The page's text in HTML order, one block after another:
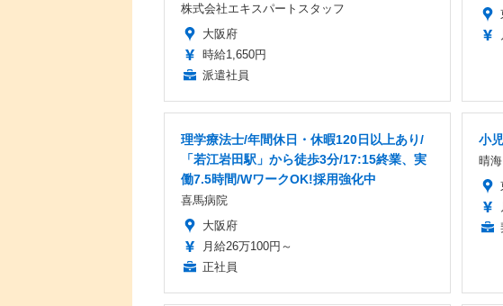
株式会社エキスパートスタッフ
大阪府
時給1,650円
派遣社員
理学療法士/年間休日・休暇120日以上あり/
「若江岩田駅」から徒歩3分/17:15終業、実
働7.5時間/WワークOK!採用強化中
喜馬病院
大阪府
月給26万100円～
正社員
小
晴